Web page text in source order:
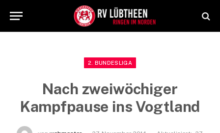
2. BUNDESLIGA
Nach zweiwöchiger
Kampfpause ins Vogtland